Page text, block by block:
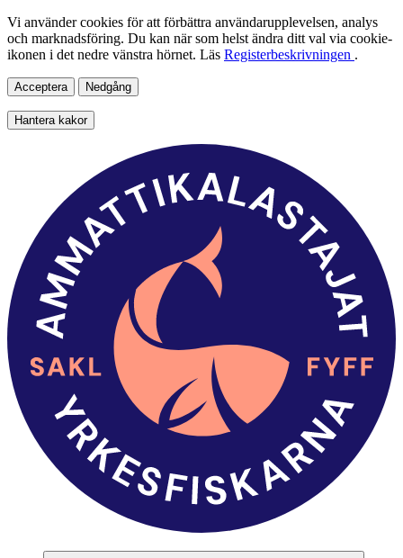
Vi använder cookies för att förbättra användarupplevelsen, analys
och marknadsföring. Du kan när som helst ändra ditt val via cookie-
ikonen i det nedre vänstra hörnet. Läs Registerbeskrivningen .
Acceptera Nedgång
Hantera kakor